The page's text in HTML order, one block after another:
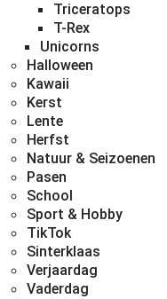
Triceratops
T-Rex
Unicorns
Halloween
Kawaii
Kerst
Lente
Herfst
Natuur & Seizoenen
Pasen
School
Sport & Hobby
TikTok
Sinterklaas
Verjaardag
Vaderdag